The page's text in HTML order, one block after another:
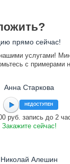
прямо сейчас!
услугами!
с примерами
Анна Старкова
НЕДОСТУПЕН
руб. запись до 2
Закажите сейчас!
Николай Алешин